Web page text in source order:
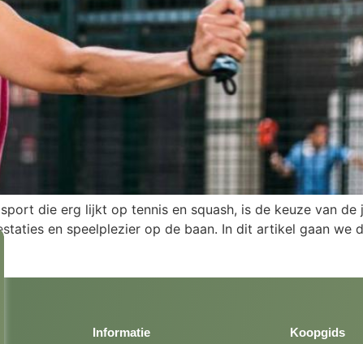
die erg lijkt op tennis en squash, is de keuze van
en speelplezier op de baan. In dit artikel gaan we
Informatie Koopgids